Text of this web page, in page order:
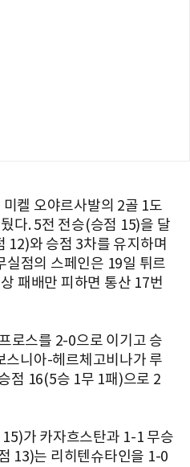
켈 오야르사발의 2골 1도
다. 5전 전승(승점 15)을 달
12)와 승점 3차를 유지하며
실점의 스페인은 19일 튀르
패배만 피하면 통산 17번
로스를 2-0으로 이기고 승
니아-헤르체고비나가 루
점 16(5승 1무 1패)으로 2
가 카자흐스탄과 1-1 무승
13)는 리히텐슈타인을 1-0